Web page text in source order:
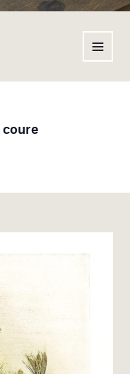
coure